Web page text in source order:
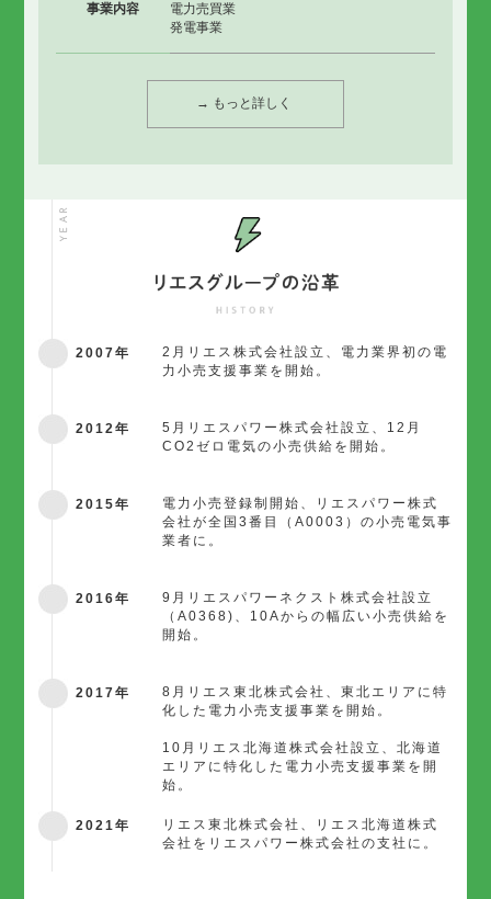
事業内容
電力売買業
発電事業
→ もっと詳しく
2007年
2月リエス株式会社設立、電力業界初の電
力小売支援事業を開始。
2012年
5月リエスパワー株式会社設立、12月
CO2ゼロ電気の小売供給を開始。
2015年
電力小売登録制開始、リエスパワー株式
会社が全国3番目（A0003）の小売電気事
業者に。
2016年
9月リエスパワーネクスト株式会社設立
（A0368)、10Aからの幅広い小売供給を
開始。
2017年
8月リエス東北株式会社、東北エリアに特
化した電力小売支援事業を開始。
10月リエス北海道株式会社設立、北海道
エリアに特化した電力小売支援事業を開
始。
2021年
リエス東北株式会社、リエス北海道株式
会社をリエスパワー株式会社の支社に。